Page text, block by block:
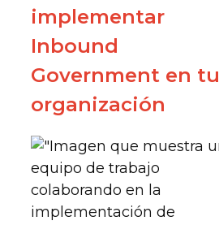
implementar
Inbound
Government en tu
organización